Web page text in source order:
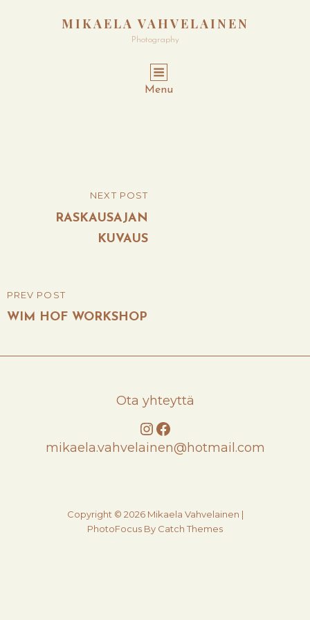
MIKAELA VAHVELAINEN
Photography
Menu
navigation
PREVIOUS
POST
PREV POST
WIM HOF WORKSHOP
NEXT POST
RASKAUSAJAN
KUVAUS
Ota yhteyttä
Instagram
Facebook
mikaela.vahvelainen@hotmail.com
Copyright © 2026 Mikaela Vahvelainen |
PhotoFocus By Catch Themes